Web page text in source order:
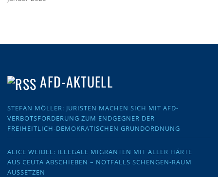
AFD-AKTUELL
STEFAN MÖLLER: JURISTEN MACHEN SICH MIT AFD-
VERBOTSFORDERUNG ZUM ENDGEGNER DER
FREIHEITLICH-DEMOKRATISCHEN GRUNDORDNUNG
ALICE WEIDEL: ILLEGALE MIGRANTEN MIT ALLER HÄRTE
AUS CEUTA ABSCHIEBEN – NOTFALLS SCHENGEN-RAUM
AUSSETZEN